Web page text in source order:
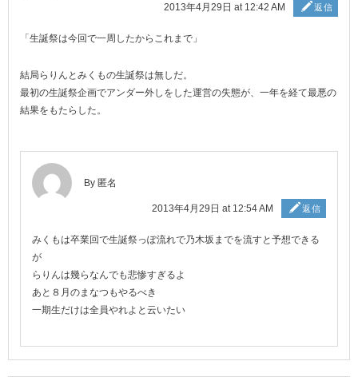
2013年4月29日 at 12:42 AM 返信
「生誕祭は今回で一周したからこれまで」
結局らりんとみくもの生誕祭は無しだ。
最初の生誕祭企画でアンダー外しをした運営の失態が、一年を経て最悪の
結果をもたらした。
By 匿名
2013年4月29日 at 12:54 AM 返信
みくもは卒業回で生誕祭っぽ流れで乃木坂までを流すと予想できる
が
らりんは幾らなんでも悲惨すぎるよ
あと８月のまなつもやるべき
一期生だけは全員やれよと云いたい